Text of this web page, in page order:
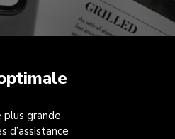
plus grande
d’assistance